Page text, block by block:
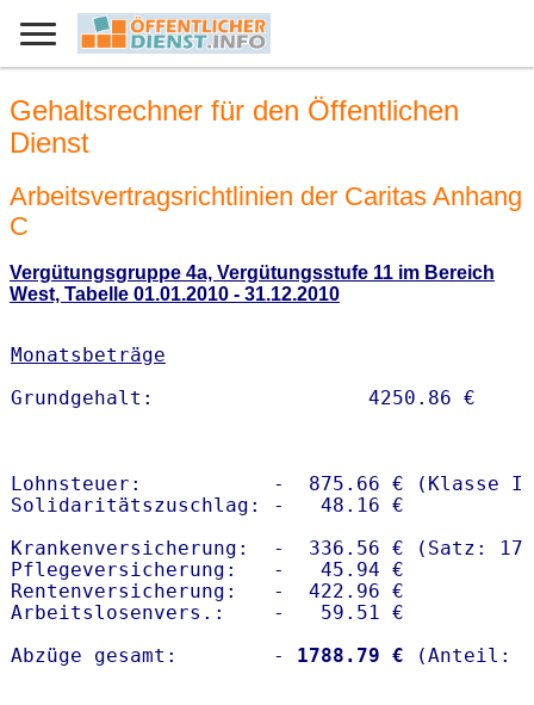
Gehaltsrechner für den Öffentlichen
Dienst
Arbeitsvertragsrichtlinien der Caritas Anhang
C
Vergütungsgruppe 4a, Vergütungsstufe 11 im Bereich
West, Tabelle 01.01.2010 - 31.12.2010
Monatsbeträge
Lohnsteuer:           -  875.66 € (Klasse I)
Solidaritätszuschlag: -   48.16 €
Krankenversicherung:  -  336.56 € (Satz:
Pflegeversicherung:   -   45.94 €
Rentenversicherung:   -  422.96 €
Arbeitslosenvers.:    -   59.51 €
Abzüge gesamt:        -
1788.79 €